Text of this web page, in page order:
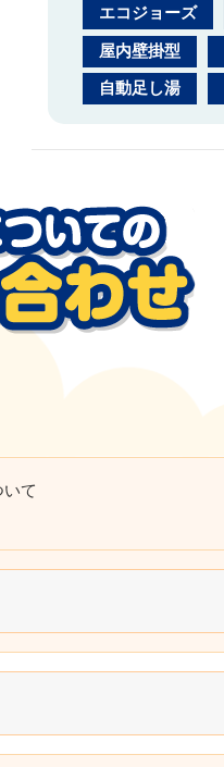
エコジョーズ
屋内壁掛型
自動足し湯
て